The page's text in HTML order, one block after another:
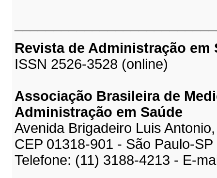
Revista de Administração em
ISSN 2526-3528 (online)
Associação Brasileira de
Administração em Saúde
Avenida Brigadeiro Luis
CEP 01318-901 - São Paulo-SP
Telefone: (11) 3188-4213 - E-